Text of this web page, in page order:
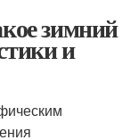
зимний
и